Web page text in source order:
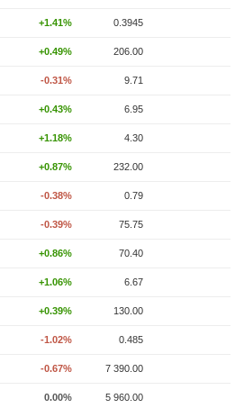
+1.41% 0.3945
+0.49% 206.00
-0.31% 9.71
+0.43% 6.95
+1.18% 4.30
+0.87% 232.00
-0.38% 0.79
-0.39% 75.75
+0.86% 70.40
+1.06% 6.67
+0.39% 130.00
-1.02% 0.485
-0.67% 7 390.00
0.00% 5 960.00